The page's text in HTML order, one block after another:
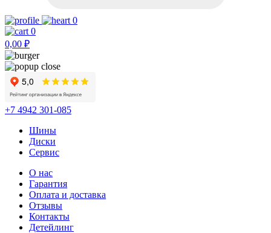
0
0
0,00 ₽
+7 4942 301-085
Шины
Диски
Сервис
О нас
Гарантия
Оплата и доставка
Отзывы
Контакты
Детейлинг